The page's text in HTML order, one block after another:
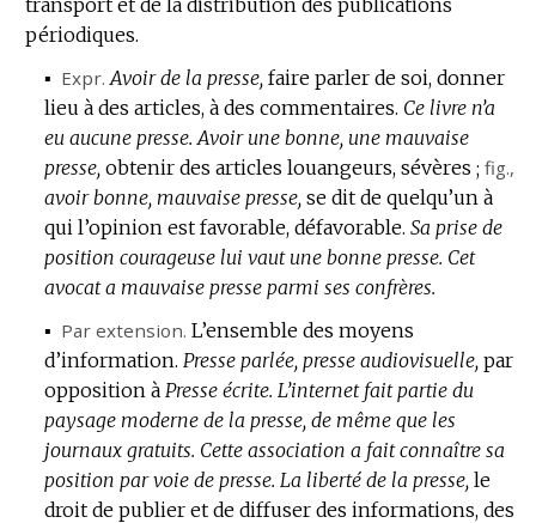
transport et de la distribution des publications
périodiques.
▪ Expr. Avoir de la presse, faire parler de soi, donner
lieu à des articles, à des commentaires. Ce livre n’a
eu aucune presse. Avoir une bonne, une mauvaise
presse, obtenir des articles louangeurs, sévères ; fig.,
avoir bonne, mauvaise presse, se dit de quelqu’un à
qui l’opinion est favorable, défavorable. Sa prise de
position courageuse lui vaut une bonne presse. Cet
avocat a mauvaise presse parmi ses confrères.
▪ Par extension. L’ensemble des moyens
d’information. Presse parlée, presse audiovisuelle, par
opposition à Presse écrite. L’internet fait partie du
paysage moderne de la presse, de même que les
journaux gratuits. Cette association a fait connaître sa
position par voie de presse. La liberté de la presse, le
droit de publier et de diffuser des informations, des